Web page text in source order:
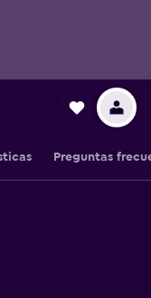
Preguntas